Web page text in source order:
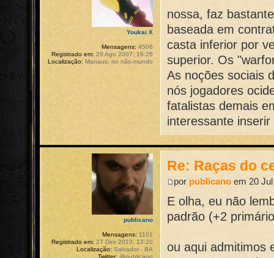
nossa, faz
baseada em
casta inferior por
superior. Os
As noções sociais
nós jogadores
fatalistas demais
interessante
Youkai X
Mensagens: 4506
Registrado em: 29 Ago 2007, 16:26
Localização: Manaus, no não-mundo
Re: Raças do
por publicano em 20
E olha, eu não
padrão (+2
ou aqui admitimos
publicano
Mensagens: 1101
Registrado em: 27 Dez 2010, 13:20
Localização: Salvador - BA
Twitter: @publicano